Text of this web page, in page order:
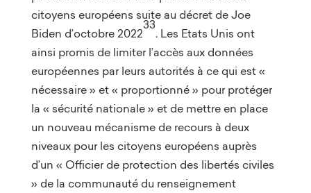
citoyens européens suite au décret de Joe
Biden d’octobre 2022
33
. Les Etats Unis ont
ainsi promis de limiter l’accès aux données
européennes par leurs autorités à ce qui est «
nécessaire » et « proportionné » pour protéger
la « sécurité nationale » et de mettre en place
un nouveau mécanisme de recours à deux
niveaux pour les citoyens européens auprès
d’un « Officier de protection des libertés civiles
» de la communauté du renseignement